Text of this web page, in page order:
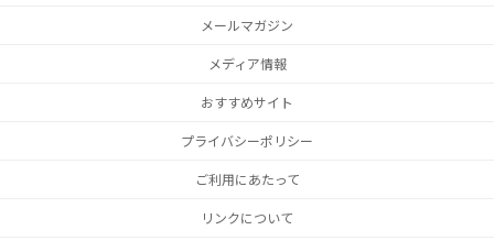
メールマガジン
メディア情報
おすすめサイト
プライバシーポリシー
ご利用にあたって
リンクについて